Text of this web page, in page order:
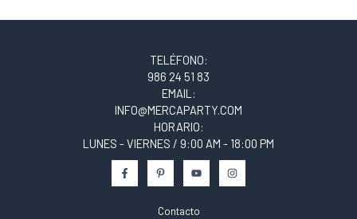
TELÉFONO:
986 24 51 83
EMAIL:
INFO@MERCAPARTY.COM
HORARIO:
LUNES - VIERNES / 9:00 AM - 18:00 PM
Contacto